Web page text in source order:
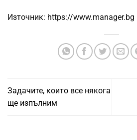
Източник: https://www.manager.bg
Задачите, които все някога
ще изпълним